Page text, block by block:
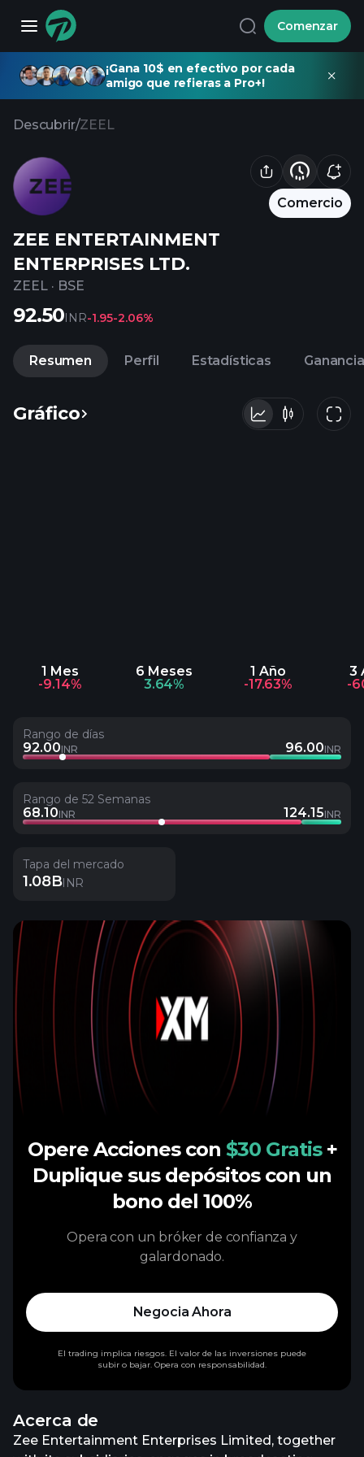
Comenzar
¡Gana 10$ en efectivo por cada
amigo que refieras a Pro+!
Descubrir/ZEEL
Comercio
ZEE ENTERTAINMENT
ENTERPRISES LTD.
ZEEL · BSE
92.50INR-1.95-2.06%
Resumen Perfil Estadísticas
Gráfico
1 Mes
-9.14%
6 Meses
3.64%
1 Año
-17.63%
3
-
Rango de días
92.00INR 96.00INR
Rango de 52 Semanas
68.10INR 124.15INR
Tapa del mercado
1.08BINR
Acerca de
Zee Entertainment Enterprises Limited, together
Opere Acciones con $30 Gratis +
Duplique sus depósitos con un
bono del 100%
Opera con un bróker de confianza y
galardonado.
Negocia Ahora
El trading implica riesgos. El valor de las inversiones puede
subir o bajar. Opera con responsabilidad.